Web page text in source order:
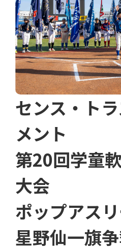
センス・ト
メント
第20回学童
大会
ポップアス
星野仙一旗